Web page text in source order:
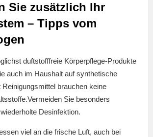
Sie zusätzlich Ihr
– Tipps vom
duftstofffreie Körperpflege-Produkte
auch im Haushalt auf synthetische
brauchen keine
Sie besonders
Desinfektion.
viel an die frische Luft, auch bei